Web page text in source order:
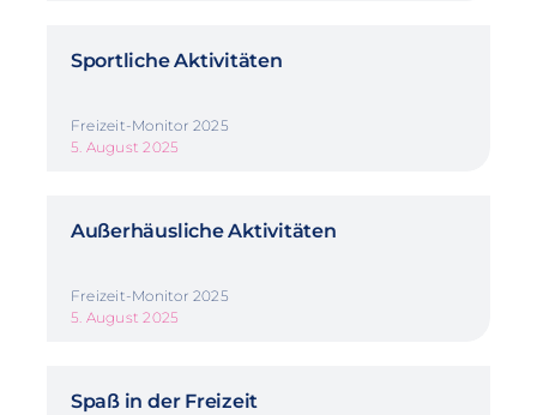
Sportliche Aktivitäten
Freizeit-Monitor 2025
5. August 2025
Außerhäusliche Aktivitäten
Freizeit-Monitor 2025
5. August 2025
Spaß in der Freizeit